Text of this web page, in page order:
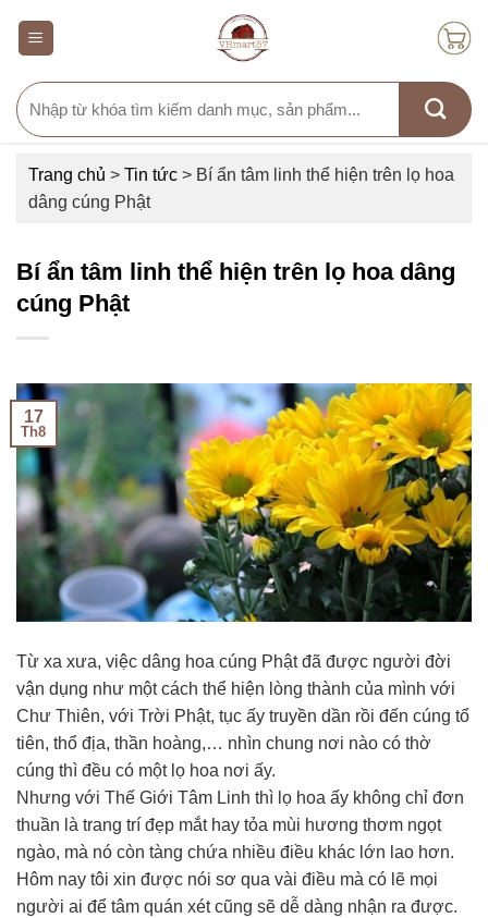
Search
for:
Trang chủ > Tin tức > Bí ẩn tâm linh thể hiện trên lọ hoa
dâng cúng Phật
Bí ẩn tâm linh thể hiện trên lọ hoa dâng
cúng Phật
17
Th8
Từ xa xưa, việc dâng hoa cúng Phật đã được người đời
vận dụng như một cách thể hiện lòng thành của mình với
Chư Thiên, với Trời Phật, tục ấy truyền dần rồi đến cúng tổ
tiên, thổ địa, thần hoàng,… nhìn chung nơi nào có thờ
cúng thì đều có một lọ hoa nơi ấy.
Nhưng với Thế Giới Tâm Linh thì lọ hoa ấy không chỉ đơn
thuần là trang trí đẹp mắt hay tỏa mùi hương thơm ngọt
ngào, mà nó còn tàng chứa nhiều điều khác lớn lao hơn.
Hôm nay tôi xin được nói sơ qua vài điều mà có lẽ mọi
người ai để tâm quán xét cũng sẽ dễ dàng nhận ra được.